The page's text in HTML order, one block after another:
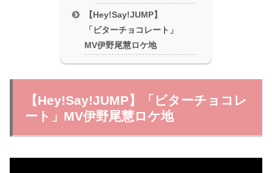
【Hey!Say!JUMP】
「ビターチョコレート」
MV伊野尾慧ロケ地
【Hey!Say!JUMP】「ビターチョコレ
ート」MV伊野尾慧ロケ地